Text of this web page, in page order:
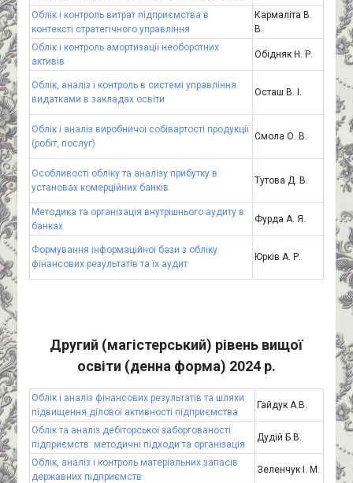
Облік і контроль витрат підприємства в
контексті стратегічного управління
Кармаліта В.
В.
Облік і контроль амортизації необоротних
активів
Обідняк Н. Р.
Облік, аналіз і контроль в системі управління
видатками в закладах освіти
Осташ В. І.
Облік і аналіз виробничої собівартості продукції
(робіт, послуг)
Смола О. В.
Особливості обліку та аналізу прибутку в
установах комерційних банків
Тутова Д. В.
Методика та організація внутрішнього аудиту в
банках
Фурда А. Я.
Формування інформаційної бази з обліку
фінансових результатів та їх аудит
Юрків А. Р.
Другий (магістерський) рівень вищої
освіти (денна форма) 2024 р.
Облік і аналіз фінансових результатів та шляхи
підвищення ділової активності підприємства
Гайдук А.В.
Облік та аналіз дебіторської заборгованості
підприємств: методичні підходи та організація
Дудій Б.В.
Облік, аналіз і контроль матеріальних запасів
державних підприємств
Зеленчук І. М.